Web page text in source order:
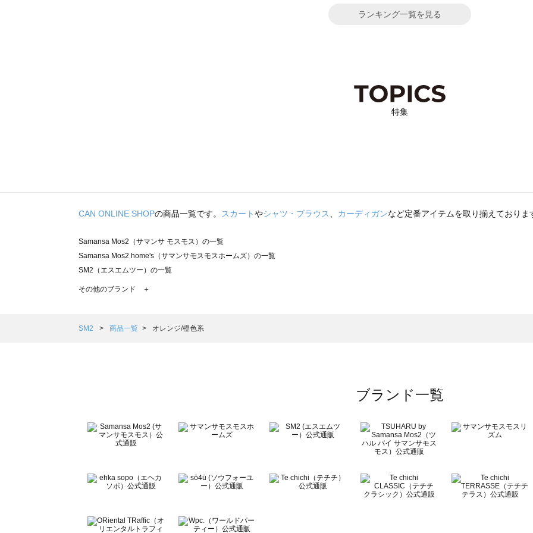
ランキング一覧を見る
特集
CAN ONLINE SHOPの商品一覧です。 スカートやシャツ・ブラウス、 カーディガンなど定番アイテムを取り揃えておりま
Samansa Mos2（サマンサ モスモス）の一覧
Samansa Mos2 home's（サマンサモスモスホームズ）の一覧
SM2（エスエムツー）の一覧
TSUHARU by Samansa Mos2（ツハルバイサマンサモスモス）の一覧
Samansa Mos2 Lagom（サマンサモスモス ラーゴム）の一覧
BETTY'S BLUE（べティーズブルー）の一覧
Wpc.（ワールドパーティー）の一覧
その他のブランド ＋
SM2 商品一覧 オレンジ/橙色系
ブランド一覧